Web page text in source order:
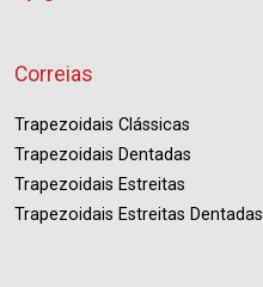
Correias
Trapezoidais Clássicas
Trapezoidais Dentadas
Trapezoidais Estreitas
Trapezoidais Estreitas Dentadas